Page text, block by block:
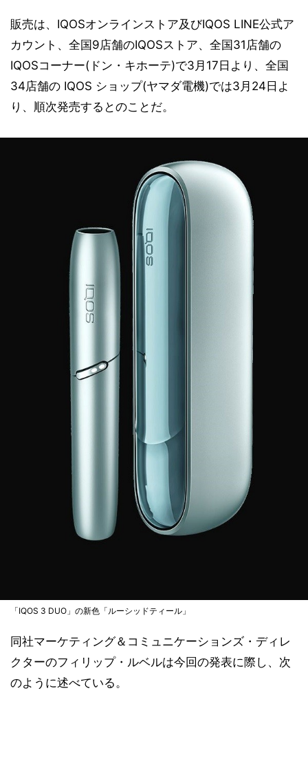
販売は、IQOSオンラインストア及びIQOS LINE公式ア
カウント、全国9店舗のIQOSストア、全国31店舗の
IQOSコーナー(ドン・キホーテ)で3月17日より、全国
34店舗の IQOS ショップ(ヤマダ電機)では3月24日よ
り、順次発売するとのことだ。
「IQOS 3 DUO」の新色「ルーシッドティール」
同社マーケティング＆コミュニケーションズ・ディレ
クターのフィリップ・ルベルは今回の発表に際し、次
のように述べている。